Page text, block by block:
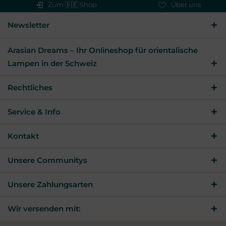
Zum 🇩🇪 Shop Über uns
Newsletter
Arasian Dreams – Ihr Onlineshop für orientalische
Lampen in der Schweiz
Rechtliches
Service & Info
Kontakt
Unsere Communitys
Unsere Zahlungsarten
Wir versenden mit: